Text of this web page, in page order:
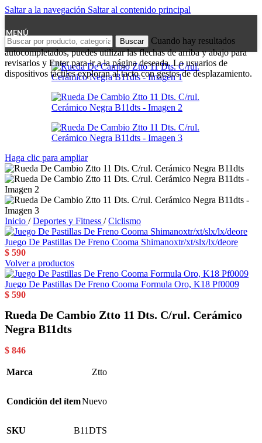
Saltar a la navegación Saltar al contenido principal
MENÚ
Buscar
Cuando hay resultados
autocompletados, puedes utilizar las flechas de arriba y abajo para
revisarlos y Enter para ir a la página deseada. Lo usuarios de
dispositivos táctiles exploran al tacto con gestos de desplazamiento.
Haga clic para ampliar
Inicio / Deportes y Fitness / Ciclismo
Juego De Pastillas De Freno Cooma Shimanoxtr/xt/slx/lx/deore
$ 590
Volver a productos
Juego De Pastillas De Freno Cooma Formula Oro, K18 Pf0009
$ 590
Rueda De Cambio Ztto 11 Dts. C/rul. Cerámico
Negra B11dts
$ 846
Marca Ztto
Condición del ítemNuevo
SKU B11DTS